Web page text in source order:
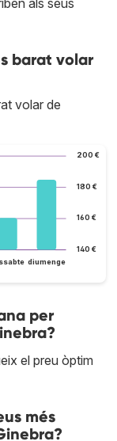
als seus
barat volar
volar de
140 €
160 €
180 €
200 €
diumenge
per
el preu òptim
més